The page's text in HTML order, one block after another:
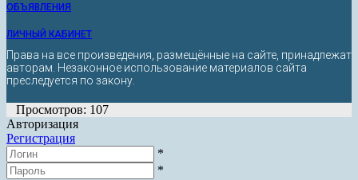
ОБЪЯВЛЕНИЯ
ЛИЧНЫЙ КАБИНЕТ
Права на все произведения, размещённые на сайте, принадлежат
авторам. Незаконное использование материалов сайта
преследуется по закону.
Просмотров: 107
Авторизация
Регистрация
*
*